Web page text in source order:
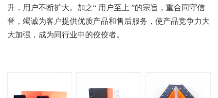
升，用户不断扩大。加之“ 用户至上 ”的宗旨，重合同守信
誉，竭诚为客户提供优质产品和售后服务，使产品竞争力大
大加强，成为同行业中的佼佼者。